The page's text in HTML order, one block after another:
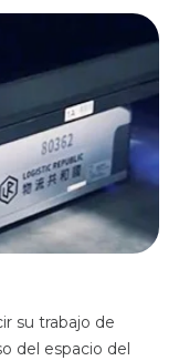
su trabajo de
del espacio del